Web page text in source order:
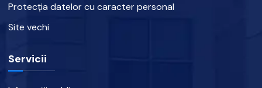
Protecția datelor cu caracter personal
Site vechi
Servicii